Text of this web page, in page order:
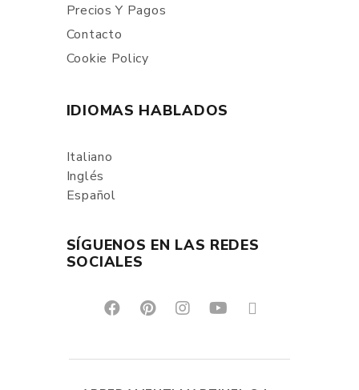
Precios Y Pagos
Contacto
Cookie Policy
IDIOMAS HABLADOS
Italiano
Inglés
Español
SÍGUENOS EN LAS REDES
SOCIALES